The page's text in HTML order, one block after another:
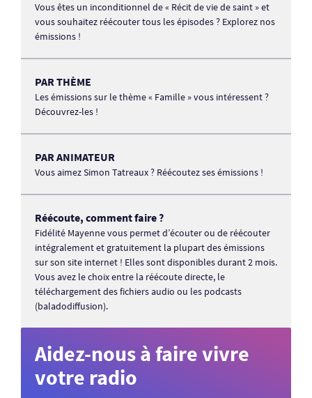
Vous êtes un inconditionnel de « Récit de vie de saint » et
vous souhaitez réécouter tous les épisodes ? Explorez nos
émissions !
PAR THÈME
Les émissions sur le thème « Famille » vous intéressent ?
Découvrez-les !
PAR ANIMATEUR
Vous aimez Simon Tatreaux ? Réécoutez ses émissions !
Réécoute, comment faire ?
Fidélité Mayenne vous permet d’écouter ou de réécouter
intégralement et gratuitement la plupart des émissions
sur son site internet ! Elles sont disponibles durant 2 mois.
Vous avez le choix entre la réécoute directe, le
téléchargement des fichiers audio ou les podcasts
(baladodiffusion).
Aidez-nous à faire vivre
votre radio